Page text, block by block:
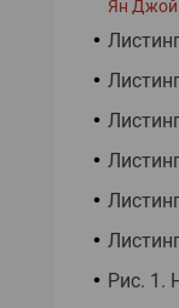
Ян
Рис. 1.